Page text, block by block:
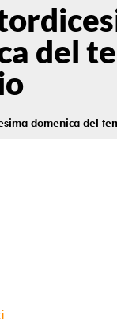
del
domenica del